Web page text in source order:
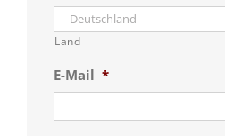
Land
E-Mail *